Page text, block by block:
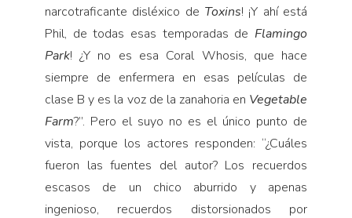
narcotraficante disléxico de Toxins! ¡Y ahí está
Phil, de todas esas temporadas de Flamingo
Park! ¿Y no es esa Coral Whosis, que hace
siempre de enfermera en esas películas de
clase B y es la voz de la zanahoria en Vegetable
Farm?”. Pero el suyo no es el único punto de
vista, porque los actores responden: “¿Cuáles
fueron las fuentes del autor? Los recuerdos
escasos de un chico aburrido y apenas
ingenioso, recuerdos distorsionados por